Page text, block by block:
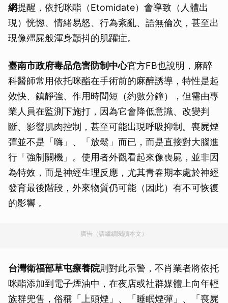
網提醒，依托咪酯（Etomidate）會導致（人體出
現）恍惚、情緒易怒、行為紊亂、語無倫次，甚至出
現像殭屍般渾身顫抖的肌躍症。
臺南市政府毒品危害防制中心官方FB也說明，麻醉
科醫師常用依托咪酯在手術前的麻醉誘導，特性是起
效快、鎮靜強、作用時間短（約數分鐘），但需由專
業人員在監測下施打，因為它會降低意識、改變判
斷、影響肌肉控制，甚至可能出現呼吸抑制。喪屍煙
彈並不是「嗨」、「放鬆」而已，而是直接對大腦進
行「強制關機」。使用者外觀看起來像喪屍，並非因
為特效，而是神經生理反應，尤其青春期本處於神經
發育最後階段，外來物質仍可能（因此）有不可恢復
的影響 。
廣告（請繼續閱讀本文）
台灣衛福部草屯療養院則對此示警，不肖業者將依托
咪酯添加到電子煙油中，在夜店或社群媒體上向年輕
族群兜售，俗稱「上頭煙」、「睡眠煙彈」、「喪屍